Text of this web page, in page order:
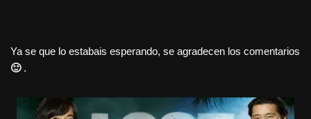
Ya se que lo estabais esperando, se agradecen los comentarios
🙂.